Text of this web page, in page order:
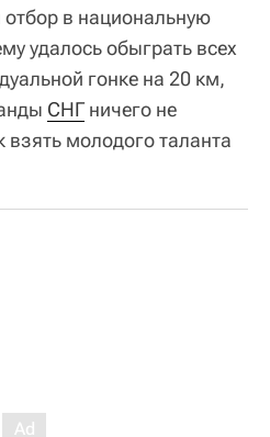
в национальную
удалось обыграть всех
гонке на 20 км,
СНГ ничего не
взять молодого таланта